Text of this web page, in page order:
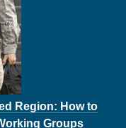
Region: How to
Groups